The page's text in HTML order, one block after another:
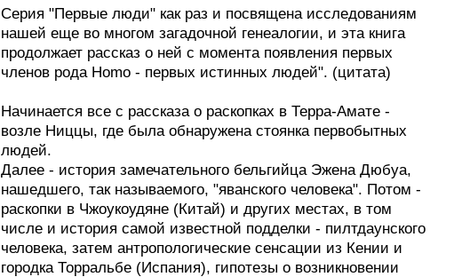
Серия "Первые люди" как раз и посвящена исследованиям
нашей еще во многом загадочной генеалогии, и эта книга
продолжает рассказ о ней с момента появления первых
членов рода Homo - первых истинных людей". (цитата)
Начинается все с рассказа о раскопках в Терра-Амате -
возле Ниццы, где была обнаружена стоянка первобытных
людей.
Далее - история замечательного бельгийца Эжена Дюбуа,
нашедшего, так называемого, "яванского человека". Потом -
раскопки в Чжоукоудяне (Китай) и других местах, в том
числе и история самой известной подделки - пилтдаунского
человека, затем антропологические сенсации из Кении и
городка Торральбе (Испания), гипотезы о возникновении